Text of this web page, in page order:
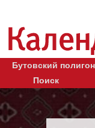
Бутовский
Поиск